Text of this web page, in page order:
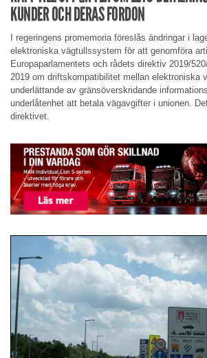
KUNDER OCH DERAS FORDON
I regeringens promemoria föreslås ändringar i
elektroniska vägtullssystem för att genomföra
Europaparlamentets och rådets direktiv 2019/
2019 om driftskompatibilitet mellan elektroniska
underlättande av gränsöverskridande
underlåtenhet att betala vägavgifter i unionen.
direktivet.